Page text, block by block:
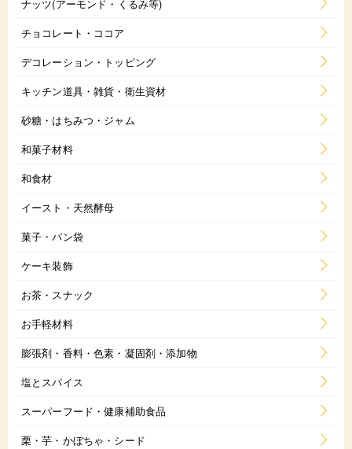
ナッツ(アーモンド・くるみ等)
チョコレート・ココア
デコレーション・トッピング
キッチン道具・雑貨・衛生資材
砂糖・はちみつ・ジャム
和菓子材料
和食材
イースト・天然酵母
菓子・パン袋
ケーキ装飾
お茶・スナック
お手軽材料
膨張剤・香料・色素・凝固剤・添加物
塩とスパイス
スーパーフード・健康補助食品
栗・芋・かぼちゃ・シード